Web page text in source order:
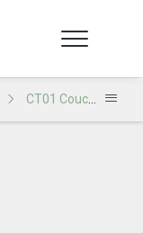
CT01 Couchtisch